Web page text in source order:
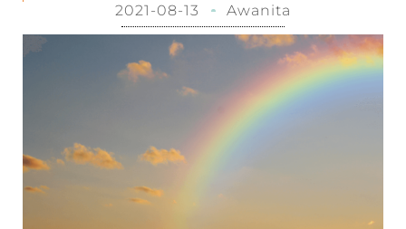
2021-08-13 Awanita